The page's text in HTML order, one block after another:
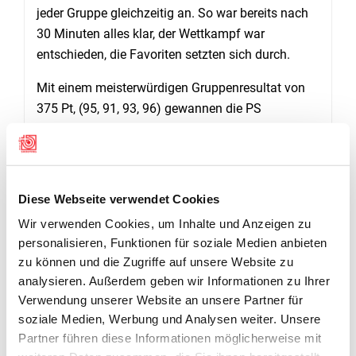
Diese Webseite verwendet Cookies
Wir verwenden Cookies, um Inhalte und Anzeigen zu
personalisieren, Funktionen für soziale Medien anbieten
zu können und die Zugriffe auf unsere Website zu
analysieren. Außerdem geben wir Informationen zu Ihrer
Verwendung unserer Website an unsere Partner für
soziale Medien, Werbung und Analysen weiter. Unsere
Partner führen diese Informationen möglicherweise mit
jeder Gruppe gleichzeitig an. So war bereits nach
30 Minuten alles klar, der Wettkampf war
entschieden, die Favoriten setzten sich durch.
Mit einem meisterwürdigen Gruppenresultat von
375 Pt, (95, 91, 93, 96) gewannen die PS
PS Huttwil 363 Pt.; Stadtsch. Thun 360 Pt.; PS
Kirchberg-Lyssach 358 Pt.; Rev. Schönbühl-
Auch wenn es ein Gruppenwettkampf ist, dürfen
die besonderen Höchstleistungen einzelner
Schützen erwähnt werden. Das
Tageshöchstresultat erreichte mit 97 Pt. Stampfli
Erich, PS Büren a. A., gefolgt von Hostettler Sarah,
PS Schwarzenburg, welche, und das zeugt von